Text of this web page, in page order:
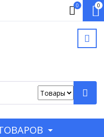
0 0